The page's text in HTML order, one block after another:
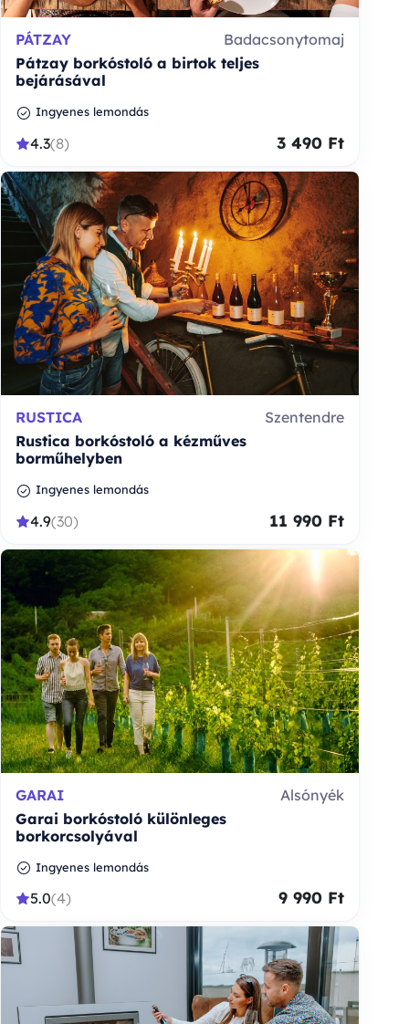
PÁTZAY
Badacsonytomaj
Pátzay borkóstoló a birtok teljes
bejárásával
Ingyenes lemondás
4.3(8) 3 490 Ft
RUSTICA
Szentendre
Rustica borkóstoló a kézműves
borműhelyben
Ingyenes lemondás
4.9(30) 11 990 Ft
GARAI
Alsónyék
Garai borkóstoló különleges
borkorcsolyával
Ingyenes lemondás
5.0(4) 9 990 Ft